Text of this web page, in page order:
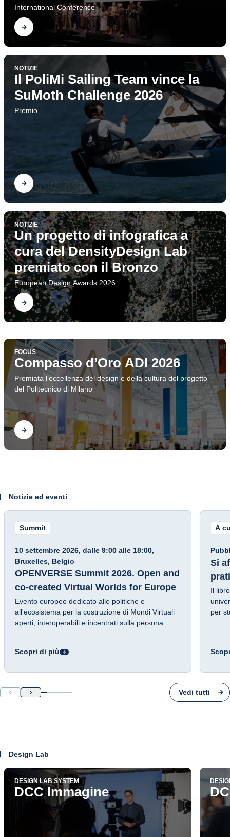
International Conference
Scopri
NOTIZIE
Il PoliMi Sailing Team vince la
SuMoth Challenge 2026
Premio
Scopri
NOTIZIE
Un progetto di infografica a
cura del DensityDesign Lab
premiato con il Bronzo
European Design Awards 2026
Scopri
FOCUS
Ecologie del progetto. Il
Dipartimento di Design a DRS
2026
Design Research Society Conference
Scopri
FOCUS
Compasso d’Oro ADI 2026
Premiata l’eccellenza del design e della cultura del progetto
del Politecnico di Milano
Scopri
Notizie ed eventi
Summit
10 settembre 2026, dalle 9:00 alle 18:00,
Bruxelles, Belgio
OPENVERSE Summit 2026. Open and
co-created Virtual Worlds for Europe
Evento europeo dedicato alle politiche e
all'ecosistema per la costruzione di Mondi Virtuali
aperti, interoperabili e incentrati sulla persona.
Scopri di più
A
Si
Il
per
Vedi tutti
Design Lab
DESIGN LAB SYSTEM
DCC Immagine